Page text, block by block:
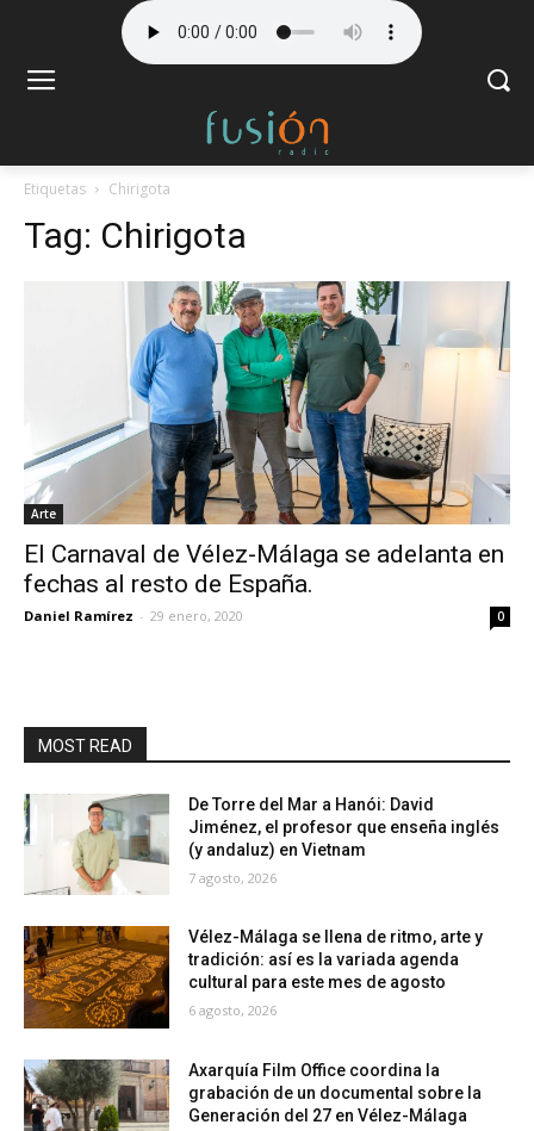
Etiquetas Chirigota
Tag: Chirigota
Arte
El Carnaval de Vélez-Málaga se adelanta en
fechas al resto de España.
Daniel Ramírez - 29 enero, 2020 0
MOST READ
De Torre del Mar a Hanói: David
Jiménez, el profesor que enseña inglés
(y andaluz) en Vietnam
7 agosto, 2026
Vélez-Málaga se llena de ritmo, arte y
tradición: así es la variada agenda
cultural para este mes de agosto
6 agosto, 2026
Axarquía Film Office coordina la
grabación de un documental sobre la
Generación del 27 en Vélez-Málaga